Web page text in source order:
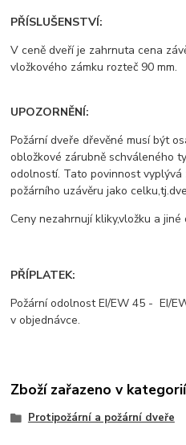
PŘÍSLUŠENSTVÍ:
V ceně dveří je zahrnuta cena
vložkového zámku rozteč 90 mm.
UPOZORNĚNÍ:
Požární dveře dřevěné musí být
obložkové zárubně schváleného
odolností. Tato povinnost
požárního uzávěru jako
Ceny nezahrnují kliky,vložku a jiné
PŘÍPLATEK:
Požární odolnost EI/EW 45 - EI/
v objednávce.
Zboží zařazeno v
Protipožární a požární dveře